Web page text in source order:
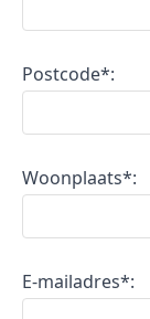
Postcode*:
Woonplaats*:
E-mailadres*: